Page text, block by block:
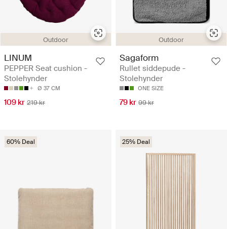
Outdoor
LINUM
PEPPER Seat cushion -
Stolehynder
Ø 37 CM
109 kr 219 kr
Outdoor
Sagaform
Rullet siddepude -
Stolehynder
ONE SIZE
79 kr 99 kr
60% Deal 25% Deal